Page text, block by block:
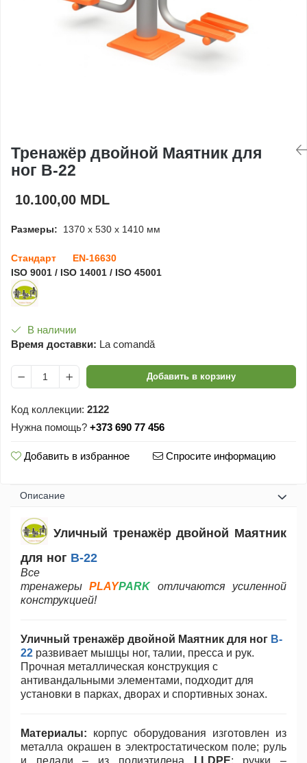
Игровые домики
Детские столики и
Ограждения
детских садов
Павильоны для детских
Тренажёр двойной Маятник для
ног B-22
10.100,00 MDL
Размеры: 1370 x 530 x 1410 мм
Стандарт EN-16630
ISO 9001 / ISO 14001 / ISO 45001
В наличии
Время доставки: La comandă
Добавить в корзину
Код коллекции: 2122
Нужна помощь? +373 690 77 456
Добавить в избранное Спросите информацию
Oписание
Уличный тренажёр двойной Маятник
для ног B-22
Все
тренажеры
PLAYPARK
отличаются усиленной
конструкцией!
Уличный тренажёр двойной Маятник для ног B-
22 развивает мышцы ног, талии, пресса и рук.
Прочная металлическая конструкция с
антивандальными элементами, подходит для
установки в парках, дворах и спортивных зонах.
Материалы: корпус оборудования изготовлен из
металла окрашен в электростатическом поле; руль
и педали – из полиэтилена
LLDPE; ручки –